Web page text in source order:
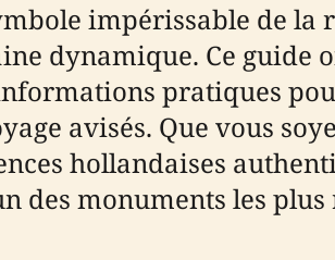
impérissable de la
dynamique. Ce guide
pratiques
avisés. Que vous
hollandaises
des monuments les